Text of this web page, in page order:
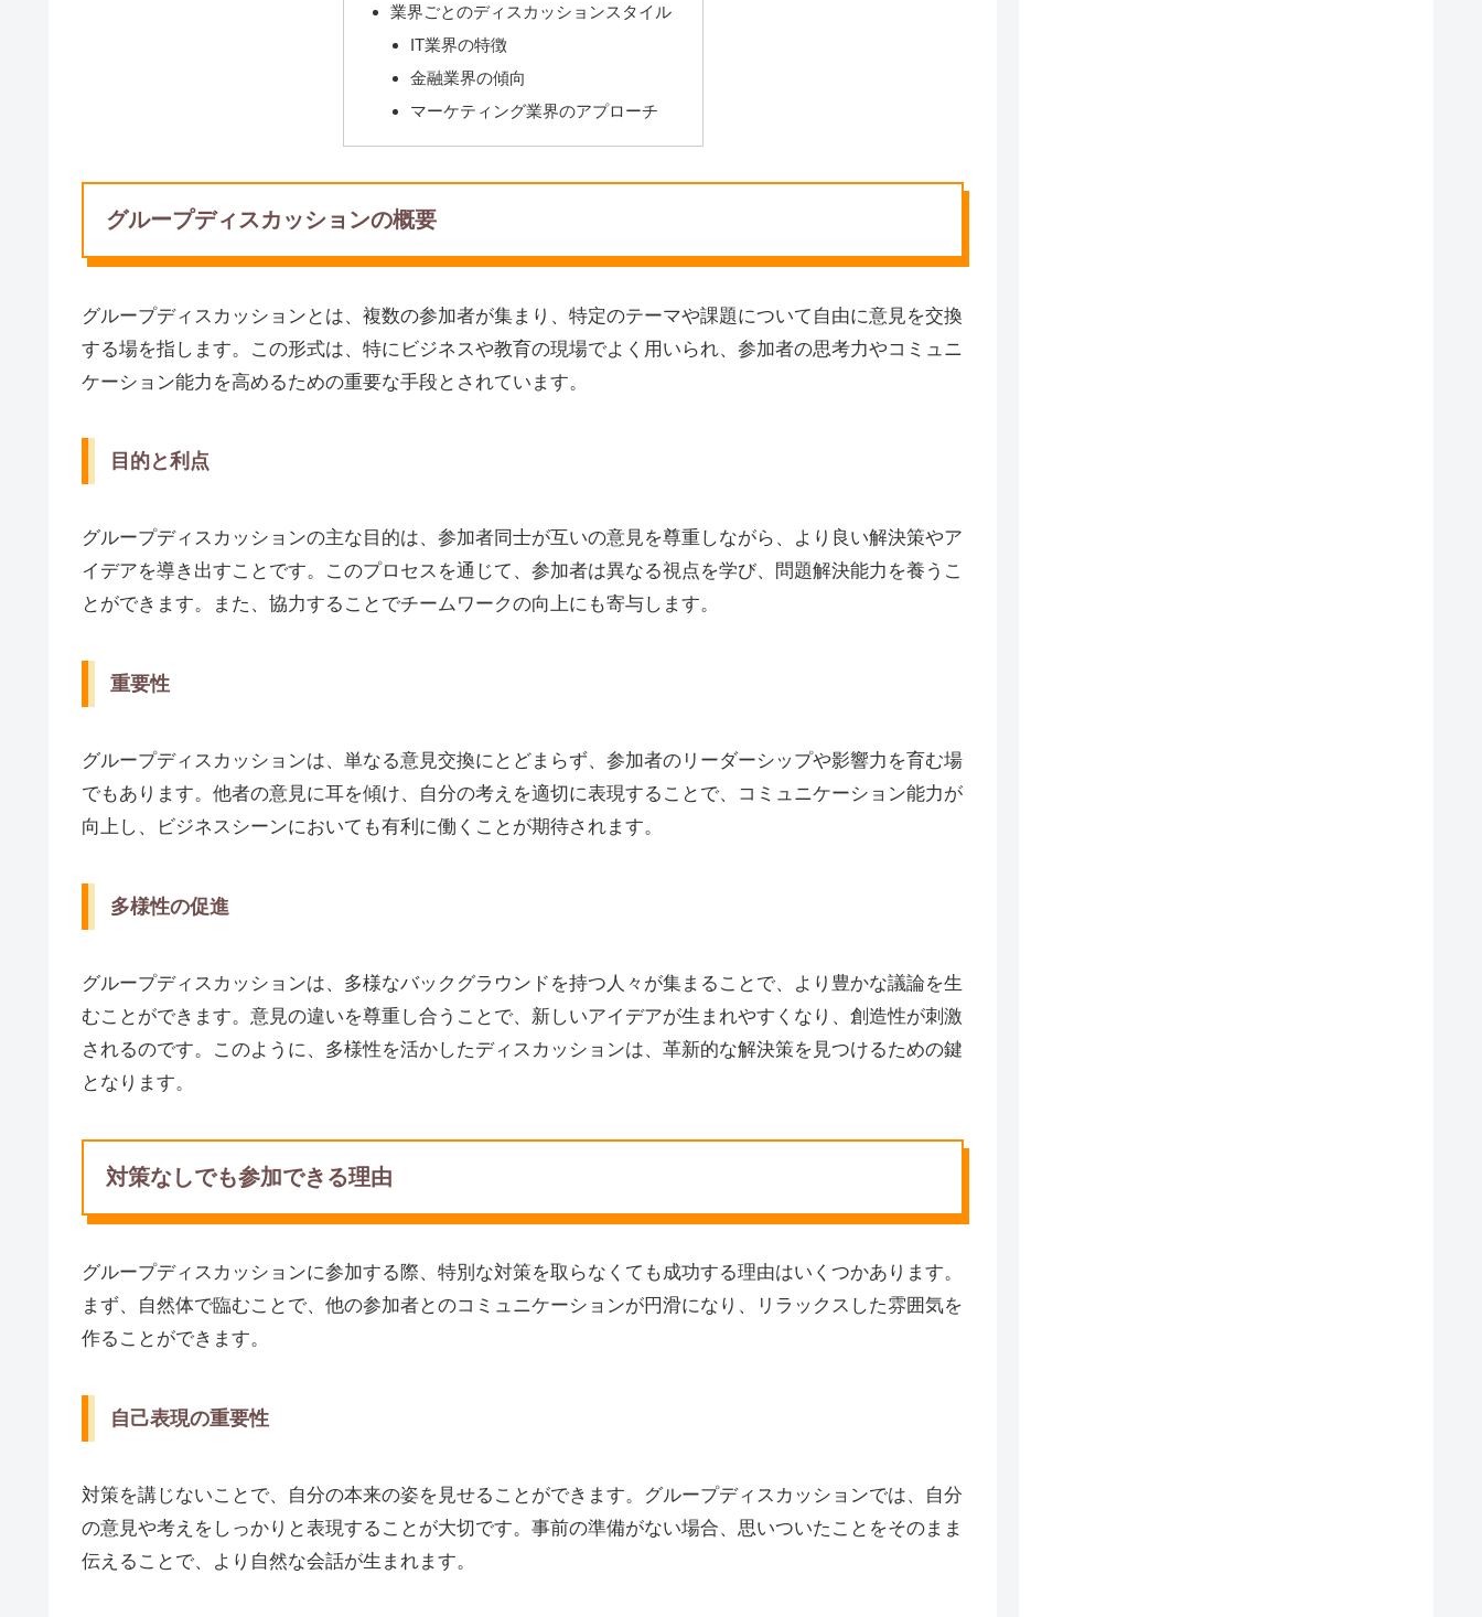
業界ごとのディスカッションスタイル
IT業界の特徴
金融業界の傾向
マーケティング業界のアプローチ
グループディスカッションの概要
グループディスカッションとは、複数の参加者が集まり、特定のテーマや課題について自由に意見を交換
する場を指します。この形式は、特にビジネスや教育の現場でよく用いられ、参加者の思考力やコミュニ
ケーション能力を高めるための重要な手段とされています。
目的と利点
グループディスカッションの主な目的は、参加者同士が互いの意見を尊重しながら、より良い解決策やア
イデアを導き出すことです。このプロセスを通じて、参加者は異なる視点を学び、問題解決能力を養うこ
とができます。また、協力することでチームワークの向上にも寄与します。
重要性
グループディスカッションは、単なる意見交換にとどまらず、参加者のリーダーシップや影響力を育む場
でもあります。他者の意見に耳を傾け、自分の考えを適切に表現することで、コミュニケーション能力が
向上し、ビジネスシーンにおいても有利に働くことが期待されます。
多様性の促進
グループディスカッションは、多様なバックグラウンドを持つ人々が集まることで、より豊かな議論を生
むことができます。意見の違いを尊重し合うことで、新しいアイデアが生まれやすくなり、創造性が刺激
されるのです。このように、多様性を活かしたディスカッションは、革新的な解決策を見つけるための鍵
となります。
対策なしでも参加できる理由
グループディスカッションに参加する際、特別な対策を取らなくても成功する理由はいくつかあります。
まず、自然体で臨むことで、他の参加者とのコミュニケーションが円滑になり、リラックスした雰囲気を
作ることができます。
自己表現の重要性
対策を講じないことで、自分の本来の姿を見せることができます。グループディスカッションでは、自分
の意見や考えをしっかりと表現することが大切です。事前の準備がない場合、思いついたことをそのまま
伝えることで、より自然な会話が生まれます。